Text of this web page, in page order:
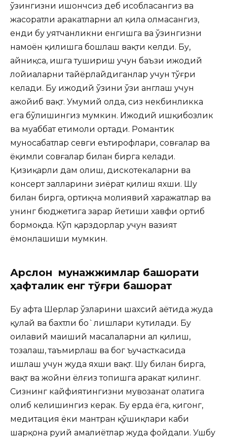
ўзингизни ишончсиз деб ҳисобласангиз ва
жасоратли ҳаракатларни ҳал қила олмасангиз,
енди бу уятчанликни енгишга ва ўзингизни
намоён қилишга бошлаш вақти келди. Бу,
айниқса, ишга тушириш учун баъзи ижодий
лойиҳаларни тайёрлайдиганлар учун тўғри
келади. Бу ижодий ўзини ўзи англаш учун
ажойиб вақт. Умумий ҳолда, сиз некбинликка
ега бўлишингиз мумкин. Ижодий ишқибозлик
ва муҳаббат еҳтимоли ортади. Романтик
муносабатлар севги еътирофлари, совғалар ва
ёқимли совғалар билан бирга келади.
Қизиқарли дам олиш, дискотекаларни ва
консерт залларини зиёрат қилиш яхши. Шу
билан бирга, ортиқча молиявий харажатлар ва
унинг бюджетига зарар йетиши хавфи ортиб
бормоқда. Кўп қарздорлар учун вазият
ёмонлашиши мумкин.
Арслон мунажжимлар башорати
ҳафталик енг тўғри башорат
Бу ҳафта Шерлар ўзларини шахсий ҳаётида жуда
қулай ва бахтли бо`лишлари кутилади. Бу
оилавий маиший масалаларни ҳал қилиш,
тозалаш, таъмирлаш ва бог ъучасткасида
ишлаш учун жуда яхши вақт. Шу билан бирга,
вақт ва жойни ёлғиз топишга ҳаракат қилинг.
Сизнинг кайфиятингизни мувозанат ҳолатига
олиб келишингиз керак. Бу ерда ёга, қигонг,
медитация ёки мантран қўшиқлари каби
шарқона руҳий амалиётлар жуда фойдали. Ушбу